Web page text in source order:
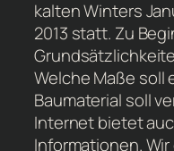
kalten Winters
2013 statt. Zu
Welche Maße soll
Baumaterial soll
Internet bietet
Informationen.